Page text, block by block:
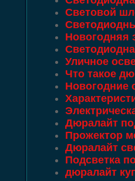
Световой
Новогодняя
Уличное
Что такое
Новогодние
Дюралайт
Прожектор
Дюралайт
Подсветка
дюралайт